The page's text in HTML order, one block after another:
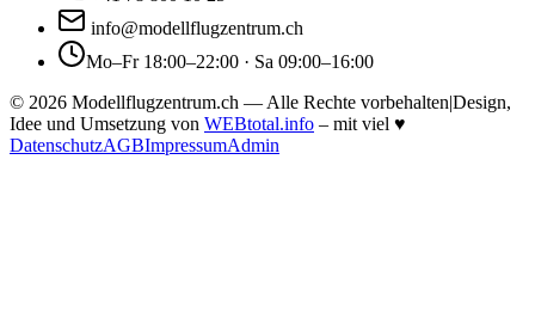
info@modellflugzentrum.ch
Mo–Fr 18:00–22:00 · Sa 09:00–16:00
© 2026 Modellflugzentrum.ch — Alle Rechte vorbehalten|Design,
Idee und Umsetzung von WEBtotal.info – mit viel ♥
DatenschutzAGBImpressumAdmin